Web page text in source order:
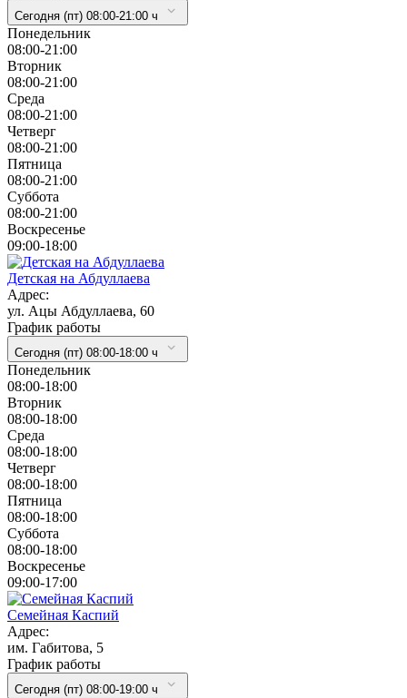
Сегодня (пт) 08:00-21:00 ч
Понедельник
08:00-21:00
Вторник
08:00-21:00
Cреда
08:00-21:00
Четверг
08:00-21:00
Пятница
08:00-21:00
Суббота
08:00-21:00
Воскресенье
09:00-18:00
Детская на Абдуллаева
Адрес:
ул. Ацы Абдуллаева, 60
График работы
Сегодня (пт) 08:00-18:00 ч
Понедельник
08:00-18:00
Вторник
08:00-18:00
Cреда
08:00-18:00
Четверг
08:00-18:00
Пятница
08:00-18:00
Суббота
08:00-18:00
Воскресенье
09:00-17:00
Семейная Каспий
Адрес:
им. Габитова, 5
График работы
Сегодня (пт) 08:00-19:00 ч